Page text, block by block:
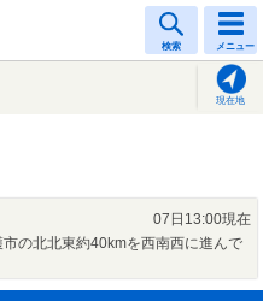
検索 メニュー
現在地
07日13:00現在
の北北東約40kmを西南西に進んで